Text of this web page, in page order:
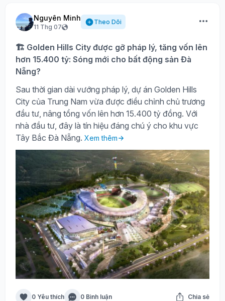
Nguyên Minh
11 Thg 07
Theo Dõi
🏗️ Golden Hills City được gỡ pháp lý, tăng vốn lên
hơn 15.400 tỷ: Sóng mới cho bất động sản Đà
Nẵng?
Sau thời gian dài vướng pháp lý, dự án Golden Hills
City của Trung Nam vừa được điều chỉnh chủ trương
đầu tư, nâng tổng vốn lên hơn 15.400 tỷ đồng. Với
nhà đầu tư, đây là tín hiệu đáng chú ý cho khu vực
Tây Bắc Đà Nẵng. Xem thêm
0 Yêu thích 0 Bình luận Chia sẻ